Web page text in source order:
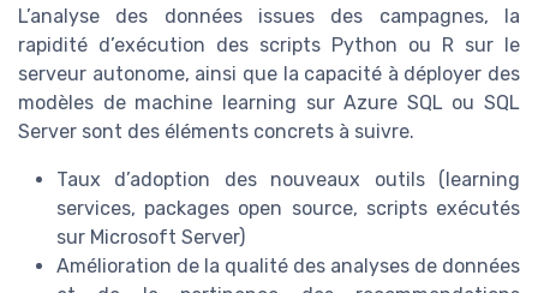
L’analyse des données issues des campagnes, la
rapidité d’exécution des scripts Python ou R sur le
serveur autonome, ainsi que la capacité à déployer des
modèles de machine learning sur Azure SQL ou SQL
Server sont des éléments concrets à suivre.
Taux d’adoption des nouveaux outils (learning
services, packages open source, scripts exécutés
sur Microsoft Server)
Amélioration de la qualité des analyses de données